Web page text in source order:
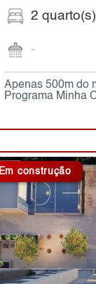
2 quarto(s)
-
Apenas 500m do
Programa Minha
Em construção